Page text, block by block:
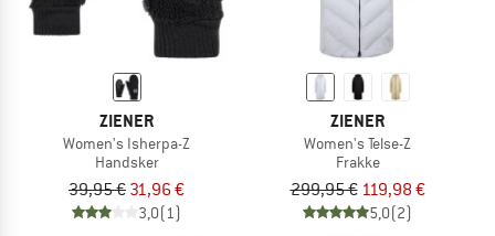
ZIENER
Women's Isherpa-Z
Handsker
39,95 € 31,96 €
3,0(1)
ZIENER
Women's Telse-Z
Frakke
299,95 € 119,98 €
5,0(2)